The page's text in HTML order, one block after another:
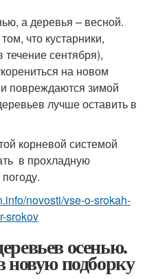
а деревья – весной.
что кустарники,
сентября),
на новом
повреждаются зимой
лучше оставить в
корневой системой
в прохладную
novosti/vse-o-srokah-
srokov
осенью.
новую подборку